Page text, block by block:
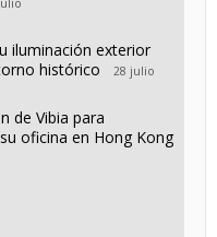
iluminación exterior
histórico
28 julio
de Vibia para
oficina en Hong Kong